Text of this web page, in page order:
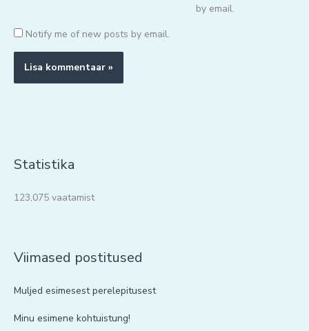
by email.
Notify me of new posts by email.
Statistika
123,075 vaatamist
Viimased postitused
Muljed esimesest perelepitusest
Minu esimene kohtuistung!